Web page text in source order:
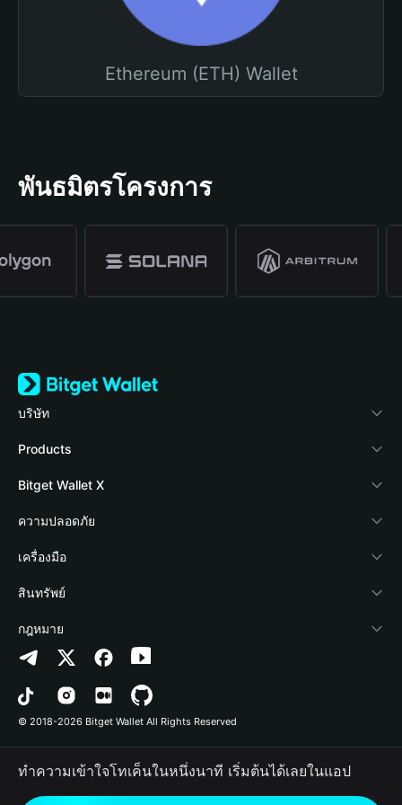
Ethereum (ETH) Wallet
พันธมิตรโครงการ
บริษัท
เกี่ยวกับ Bitget Wallet
Blog
Academy
ข่าวสารด้านคริปโต
ศูนย์ช่วยเหลือ
ติดต่อเรา
ทรัพยากรข้อมูลของแบรนด์
อาชีพ
Products
Crypto Card
Stablecoin Earn
Payfi Crypto
Crypto Swap API
Altcoin Season Index
Prediction Markets
DApp
RWA
Bitget Wallet X
นักพัฒนา
เชื่อมต่อ Wallet
Bitget Wallet Pay
ลิสต์โปรเจกต์
ความปลอดภัย
Protection Fund
เทคโนโลยีความปลอดภัย
เครื่องมือ
ซื้อคริปโต
การตรวจจับการอนุญาต
การตรวจจับสัญญา
การโอนเป็นชุด
สินทรัพย์
Arbitrum
Avalanche
Bitcoin
Polygon
กฎหมาย
นโยบายความเป็นส่วนตัว
ข้อตกลงในการใช้บริการ
© 2018-2026 Bitget Wallet All Rights Reserved
ทำความเข้าใจโทเค็นในหนึ่งนาที เริ่มต้นได้เลยในแอป